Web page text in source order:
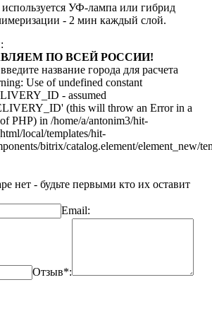
УФ-лампа или гибрид
- 2 мин каждый слой.
ПО ВСЕЙ РОССИИ!
название города для расчета
Use of undefined constant
- assumed
(this will throw an Error in a
PHP) in /home/a/antonim3/hit-
local/templates/hit-
bitrix/catalog.element/element_new/
нет - будьте первыми кто их оставит
Email:
Отзыв*: